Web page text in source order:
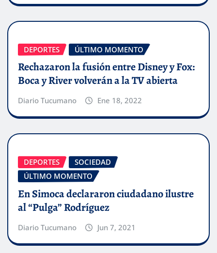
DEPORTES ÚLTIMO MOMENTO
Rechazaron la fusión entre Disney y Fox:
Boca y River volverán a la TV abierta
Diario Tucumano Ene 18, 2022
DEPORTES
SOCIEDAD
ÚLTIMO MOMENTO
En Simoca declararon ciudadano ilustre
al “Pulga” Rodríguez
Diario Tucumano Jun 7, 2021